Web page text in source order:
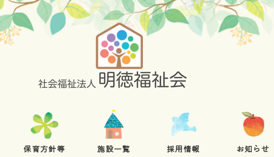
保育方針等 施設一覧 採用情報 お知らせ